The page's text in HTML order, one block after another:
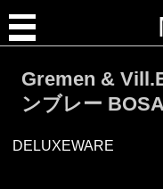
Gremen &
ンブレー
DELUXEWARE